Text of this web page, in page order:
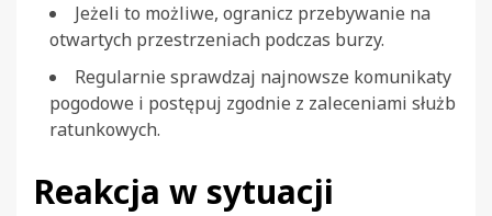
Jeżeli to możliwe, ogranicz przebywanie na
otwartych przestrzeniach podczas burzy.
Regularnie sprawdzaj najnowsze komunikaty
pogodowe i postępuj zgodnie z zaleceniami służb
ratunkowych.
Reakcja w sytuacji